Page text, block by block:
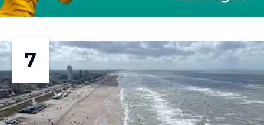
7